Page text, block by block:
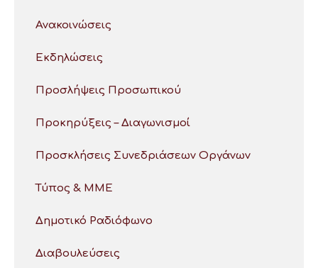
Ανακοινώσεις
Εκδηλώσεις
Προσλήψεις Προσωπικού
Προκηρύξεις – Διαγωνισμοί
Προσκλήσεις Συνεδριάσεων Οργάνων
Τύπος & ΜΜΕ
Δημοτικό Ραδιόφωνο
Διαβουλεύσεις